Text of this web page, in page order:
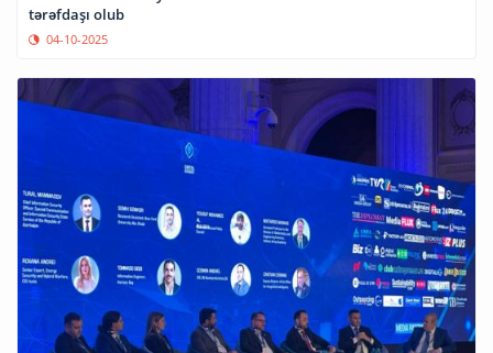
tərəfdaşı olub
04-10-2025